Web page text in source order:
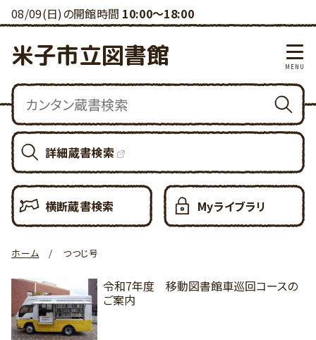
08/09(日)の開館時間 10:00～18:00
米子市立図書館
詳細蔵書検索
横断蔵書検索 Myライブラリ
ホーム つつじ号
令和7年度 移動図書館車巡回コースの
ご案内